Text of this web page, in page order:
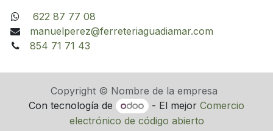
622 87 77 08
manuelperez@ferreteriaguadiamar.com
854 71 71 43
Copyright © Nombre de la empresa
Con tecnología de
- El mejorComercio
electrónico de código abierto